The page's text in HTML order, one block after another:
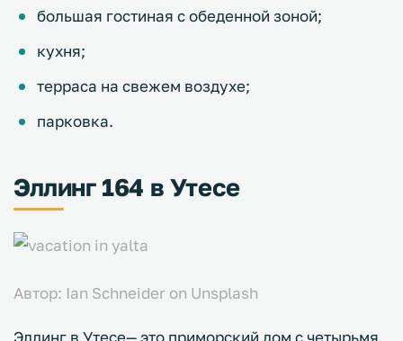
большая гостиная с обеденной зоной;
кухня;
терраса на свежем воздухе;
парковка.
Эллинг 164 в Утесе
Автор: Ian Schneider on Unsplash
Эллинг в Утесе— это приморский дом с четырьмя